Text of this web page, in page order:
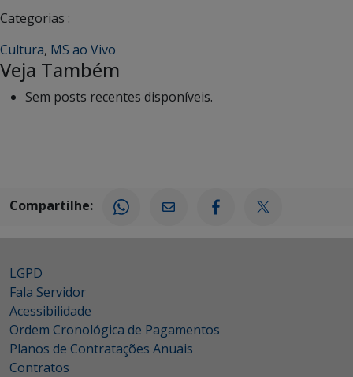
Categorias :
Cultura, MS ao Vivo
Veja Também
Sem posts recentes disponíveis.
Compartilhe:
LGPD
Fala Servidor
Acessibilidade
Ordem Cronológica de Pagamentos
Planos de Contratações Anuais
Contratos